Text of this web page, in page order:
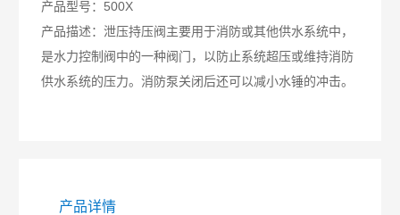
产品型号： 500X
产品描述：泄压持压阀主要用于消防或其他供水系统中，
是水力控制阀中的一种阀门，以防止系统超压或维持消防
供水系统的压力。消防泵关闭后还可以减小水锤的冲击。
产品详情